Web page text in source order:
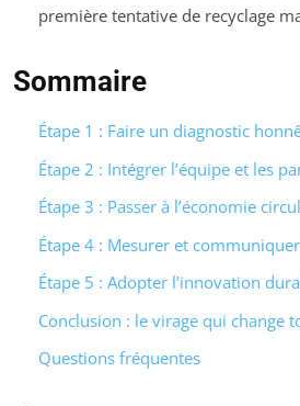
première tentative de recyclage
Sommaire
Étape 1 : Faire un diagnostic
Étape 2 : Intégrer l’équipe et les
Étape 3 : Passer à l’économie
Étape 4 : Mesurer et
Étape 5 : Adopter l’innovation
Conclusion : le virage qui change
Questions fréquentes